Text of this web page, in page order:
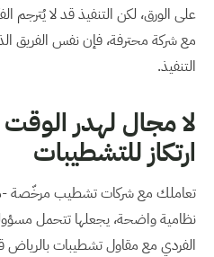
على الورق، لكن التنفيذ قد لا يُترجم
مع شركة محترفة، فإن نفس
التنفيذ.
لا مجال لهدر
ارتكاز للتشطيبات
تعاملك مع شركات تشطيب مرخّصة -
نظامية واضحة، يجعلها تتحمل
الفردي مع مقاول تشطيبات بالرياض